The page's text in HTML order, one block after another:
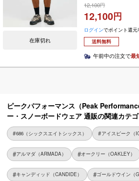
在庫切れ
12,100
12,100
ログインでポイント還元
送料無料
午前中の注文で最
ピークパフォーマンス（Peak
ー・スノーボードウェア 通販の関連カテゴ
686（シックスエイトシックス） アイスピーク（
アルマダ（ARMADA） オークリー（OAKLEY）
キャンディッド（CANDIDE） ゴールドウイン（